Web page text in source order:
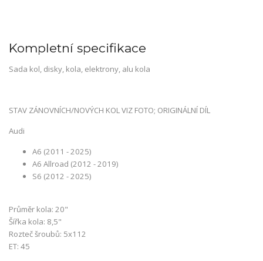
Kompletní specifikace
Sada kol, disky, kola, elektrony, alu kola
STAV ZÁNOVNÍCH/NOVÝCH KOL VIZ FOTO; ORIGINÁLNÍ DÍL
Audi
A6 (2011 - 2025)
A6 Allroad (2012 - 2019)
S6 (2012 - 2025)
Průměr kola: 20"
Šířka kola: 8,5"
Rozteč šroubů: 5x112
ET: 45